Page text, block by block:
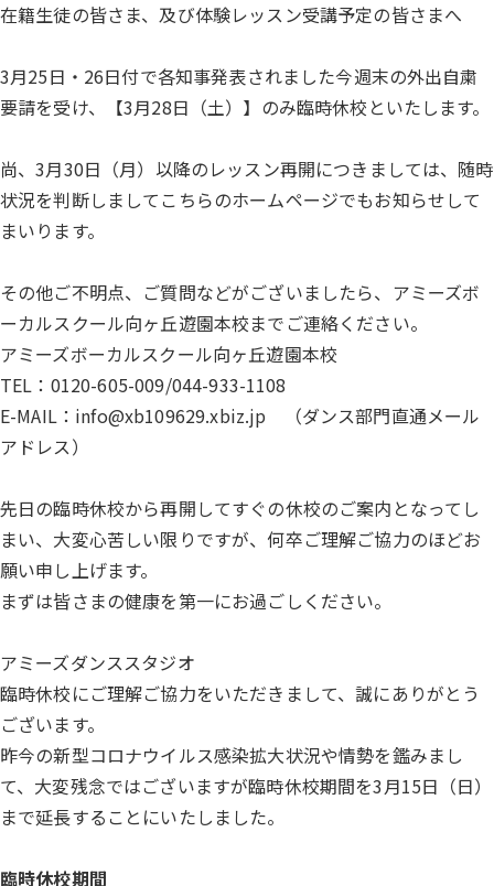
在籍生徒の皆さま、及び体験レッスン受講予定の皆さまへ
3月25日・26日付で各知事発表されました今週末の外出自粛
要請を受け、【3月28日（土）】のみ臨時休校といたします。
尚、3月30日（月）以降のレッスン再開につきましては、随時
状況を判断しましてこちらのホームページでもお知らせして
まいります。
その他ご不明点、ご質問などがございましたら、アミーズボ
ーカルスクール向ヶ丘遊園本校までご連絡ください。
アミーズボーカルスクール向ヶ丘遊園本校
TEL：0120-605-009/044-933-1108
E-MAIL：info@xb109629.xbiz.jp （ダンス部門直通メール
アドレス）
先日の臨時休校から再開してすぐの休校のご案内となってし
まい、大変心苦しい限りですが、何卒ご理解ご協力のほどお
願い申し上げます。
まずは皆さまの健康を第一にお過ごしください。
アミーズダンススタジオ
臨時休校にご理解ご協力をいただきまして、誠にありがとう
ございます。
昨今の新型コロナウイルス感染拡大状況や情勢を鑑みまし
て、大変残念ではございますが臨時休校期間を3月15日（日）
まで延長することにいたしました。
臨時休校期間